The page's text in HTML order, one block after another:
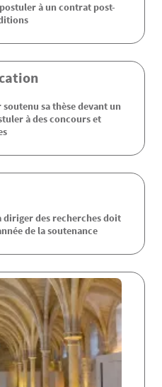
à un contrat post-
sa thèse devant un
à des concours et
diriger des recherches doit
de la soutenance